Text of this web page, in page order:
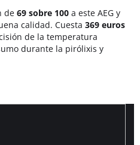
de 69 sobre 100 a este AEG y
calidad. Cuesta 369 euros
de la temperatura
durante la pirólixis y